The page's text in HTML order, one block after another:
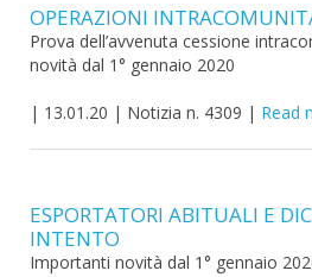
OPERAZIONI
Prova dell’avvenuta cessione
novità dal 1° gennaio 2020
| 13.01.20 | Notizia n. 4309 | Read
ESPORTATORI ABITUALI E
INTENTO
Importanti novità dal 1° gennaio